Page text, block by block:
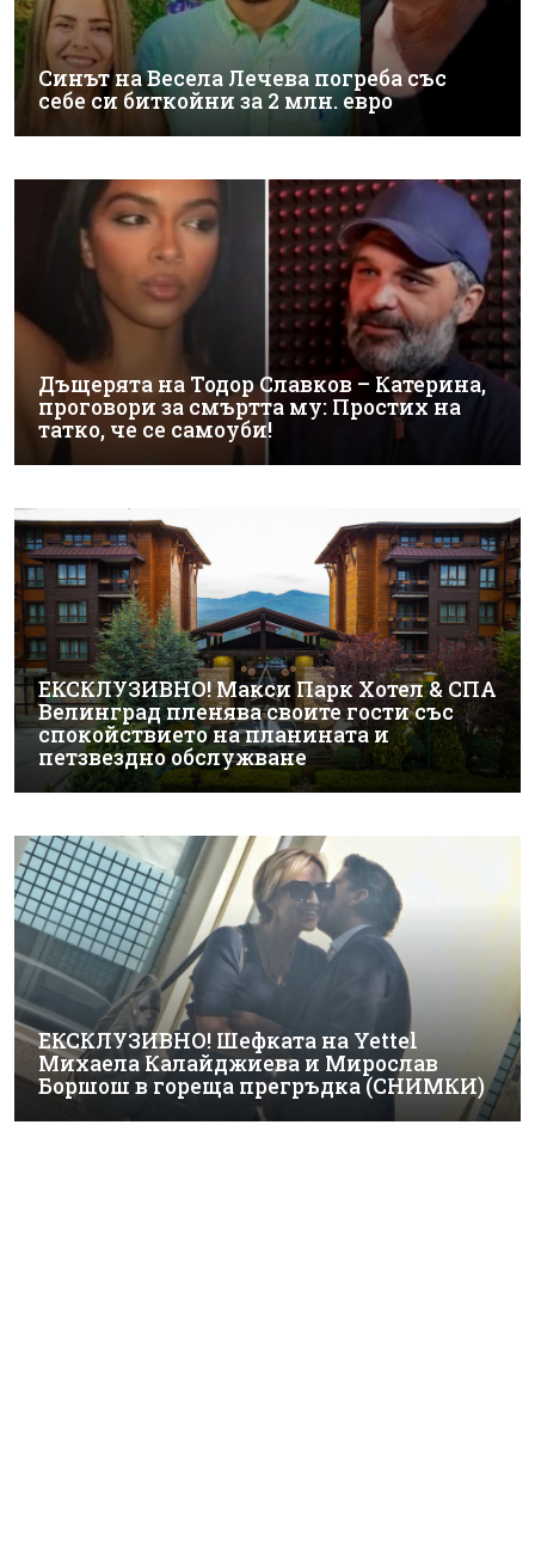
Синът на Весела Лечева погреба със
себе си биткойни за 2 млн. евро
Дъщерята на Тодор Славков – Катерина,
проговори за смъртта му: Простих на
татко, че се самоуби!
ЕКСКЛУЗИВНО! Макси Парк Хотел & СПА
Велинград пленява своите гости със
спокойствието на планината и
петзвездно обслужване
ЕКСКЛУЗИВНО! Шефката на Yettel
Михаела Калайджиева и Мирослав
Боршош в гореща прегръдка (СНИМКИ)